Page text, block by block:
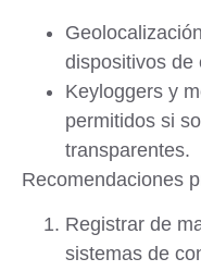
Geolocalización
dispositivos de
Keyloggers y
permitidos si
transparentes.
Recomendaciones
Registrar de
sistemas de